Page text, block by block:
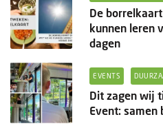
De
kunnen leren
dagen
EVENTS
Dit zagen wij
Event: samen